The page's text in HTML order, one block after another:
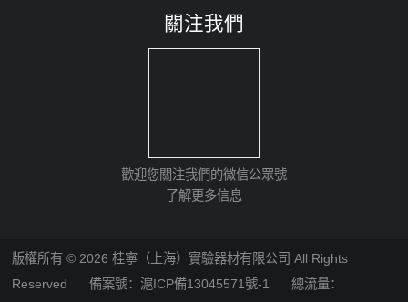
關注我們
歡迎您關注我們的微信公眾號
了解更多信息
版權所有 © 2026 桂寧（上海）實驗器材有限公司 All Rights
Reserved備案號：滬ICP備13045571號-1 總流量：